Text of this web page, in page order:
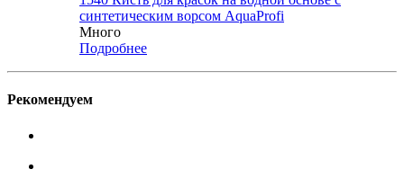
синтетическим ворсом AquaProfi
Много
Подробнее
Рекомендуем